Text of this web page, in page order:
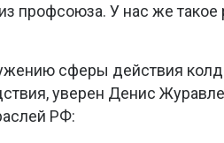
профсоюза. У нас же такое
сферы действия
уверен Денис
РФ: